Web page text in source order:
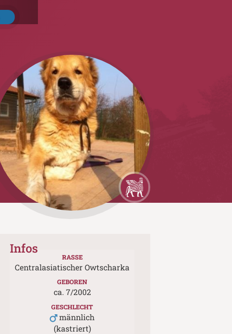
Infos
RASSE
Centralasiatischer Owtscharka
GEBOREN
ca. 7/2002
GESCHLECHT
männlich
(kastriert)